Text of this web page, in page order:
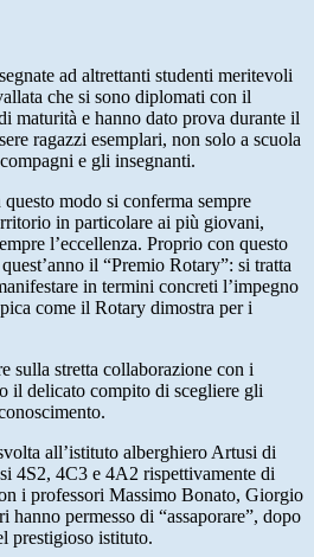
ad altrettanti studenti meritevoli
che si sono diplomati con il
maturità e hanno dato prova durante il
ragazzi esemplari, non solo a scuola
e gli insegnanti.
modo si conferma sempre
in particolare ai più giovani,
l’eccellenza. Proprio con questo
il “Premio Rotary”: si tratta
in termini concreti l’impegno
come il Rotary dimostra per i
sulla stretta collaborazione con i
il delicato compito di scegliere gli
all’istituto alberghiero Artusi di
4S2, 4C3 e 4A2 rispettivamente di
i professori Massimo Bonato, Giorgio
hanno permesso di “assaporare”, dopo
prestigioso istituto.